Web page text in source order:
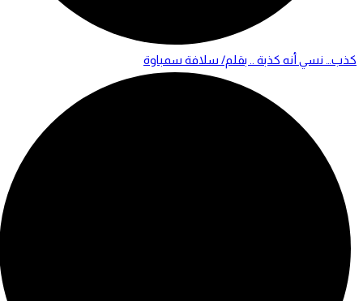
كذب… نسي أنه كذبة .. بقلم/ سلافة سمباوة